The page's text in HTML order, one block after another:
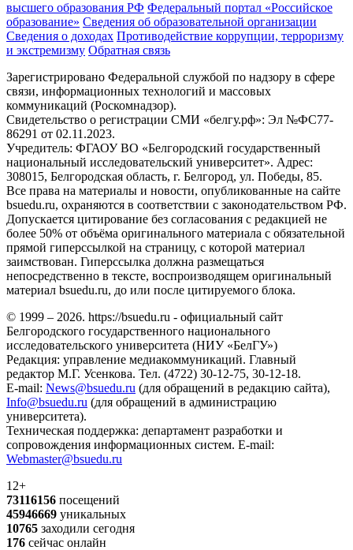
высшего образования РФ Федеральный портал «Российское
образование» Сведения об образовательной организации
Сведения о доходах Противодействие коррупции, терроризму
и экстремизму Обратная связь
Зарегистрировано Федеральной службой по надзору в сфере
связи, информационных технологий и массовых
коммуникаций (Роскомнадзор).
Свидетельство о регистрации СМИ «белгу.рф»: Эл №ФС77-
86291 от 02.11.2023.
Учредитель: ФГАОУ ВО «Белгородский государственный
национальный исследовательский университет». Адрес:
308015, Белгородская область, г. Белгород, ул. Победы, 85.
Все права на материалы и новости, опубликованные на сайте
bsuedu.ru, охраняются в соответствии с законодательством РФ.
Допускается цитирование без согласования с редакцией не
более 50% от объёма оригинального материала с обязательной
прямой гиперссылкой на страницу, с которой материал
заимствован. Гиперссылка должна размещаться
непосредственно в тексте, воспроизводящем оригинальный
материал bsuedu.ru, до или после цитируемого блока.
© 1999 – 2026. https://bsuedu.ru - официальный сайт
Белгородского государственного национального
исследовательского университета (НИУ «БелГУ»)
Редакция: управление медиакоммуникаций. Главный
редактор М.Г. Усенкова. Тел. (4722) 30-12-75, 30-12-18.
E-mail: News@bsuedu.ru (для обращений в редакцию сайта),
Info@bsuedu.ru (для обращений в администрацию
университета).
Техническая поддержка: департамент разработки и
сопровождения информационных систем. E-mail:
Webmaster@bsuedu.ru
12+
73116156 посещений
45946669 уникальных
10765 заходили сегодня
176 сейчас онлайн